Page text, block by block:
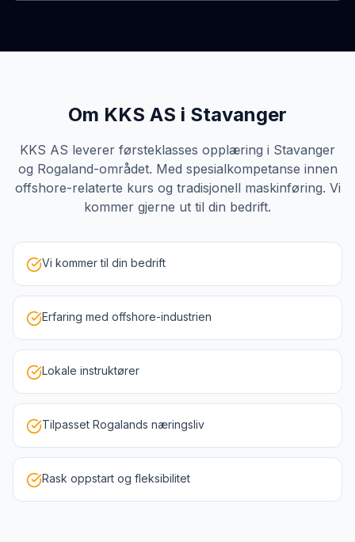
Om KKS AS i Stavanger
KKS AS leverer førsteklasses opplæring i Stavanger
og Rogaland-området. Med spesialkompetanse innen
offshore-relaterte kurs og tradisjonell maskinføring. Vi
kommer gjerne ut til din bedrift.
Vi kommer til din bedrift
Erfaring med offshore-industrien
Lokale instruktører
Tilpasset Rogalands næringsliv
Rask oppstart og fleksibilitet